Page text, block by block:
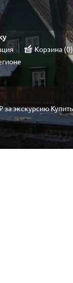
Корзина 0
за экскурсиюКупить